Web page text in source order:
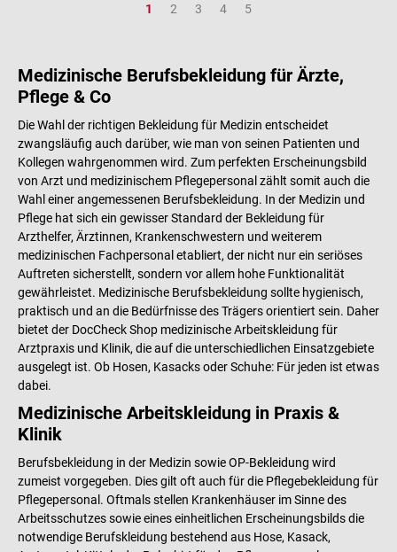
Seite
1 Seite
2 Seite
3 Seite
4 Seite
5
Medizinische Berufsbekleidung für Ärzte,
Pflege & Co
Die Wahl der richtigen Bekleidung für Medizin entscheidet
zwangsläufig auch darüber, wie man von seinen Patienten und
Kollegen wahrgenommen wird. Zum perfekten Erscheinungsbild
von Arzt und medizinischem Pflegepersonal zählt somit auch die
Wahl einer angemessenen Berufsbekleidung. In der Medizin und
Pflege hat sich ein gewisser Standard der Bekleidung für
Arzthelfer, Ärztinnen, Krankenschwestern und weiterem
medizinischen Fachpersonal etabliert, der nicht nur ein seriöses
Auftreten sicherstellt, sondern vor allem hohe Funktionalität
gewährleistet. Medizinische Berufsbekleidung sollte hygienisch,
praktisch und an die Bedürfnisse des Trägers orientiert sein. Daher
bietet der DocCheck Shop medizinische Arbeitskleidung für
Arztpraxis und Klinik, die auf die unterschiedlichen Einsatzgebiete
ausgelegt ist. Ob Hosen, Kasacks oder Schuhe: Für jeden ist etwas
dabei.
Medizinische Arbeitskleidung in Praxis &
Klinik
Berufsbekleidung in der Medizin sowie OP-Bekleidung wird
zumeist vorgegeben. Dies gilt oft auch für die Pflegebekleidung für
Pflegepersonal. Oftmals stellen Krankenhäuser im Sinne des
Arbeitsschutzes sowie eines einheitlichen Erscheinungsbilds die
notwendige Berufskleidung bestehend aus Hose, Kasack,